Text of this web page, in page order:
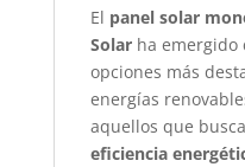
El panel solar
Solarha emergido
opciones más
energías
aquellos que
eficiencia